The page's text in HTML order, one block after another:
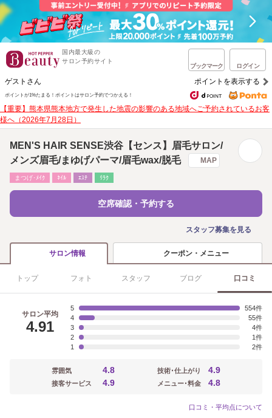
国内最大級の
サロン予約サイト
ブックマーク ログイン
ゲストさん ポイントを表示する
ポイントが1%たまる！ ポイントはサロン予約でつかえる！
【重要】熊本県熊本地方で発生した地震の影響のある地域へご予約されているお客
様へ（2026年7月28日）
MEN'S HAIR SENSE渋谷【センス】眉毛サロン/
メンズ眉毛/まゆげパーマ/眉毛wax/脱毛
MAP
まつげ･ﾒｲｸ ﾈｲﾙ ｴｽﾃ ﾘﾗｸ
空席確認・予約する
スタッフ募集を見る
サロン情報 クーポン・メニュー
トップ フォト スタッフ ブログ 口コミ
サロン平均
4.91
5
554
4
55
3
4
2
1
1
2
雰囲気 4.8
接客サービス 4.9
技術･仕上がり 4.9
メニュー･料金 4.8
口コミ・平均点について